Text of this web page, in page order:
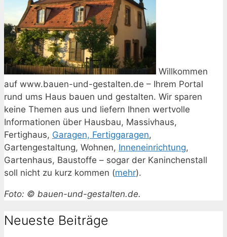
Willkommen
auf www.bauen-und-gestalten.de – Ihrem Portal
rund ums Haus bauen und gestalten. Wir sparen
keine Themen aus und liefern Ihnen wertvolle
Informationen über Hausbau, Massivhaus,
Fertighaus, Garagen, Fertiggaragen,
Gartengestaltung, Wohnen, Inneneinrichtung,
Gartenhaus, Baustoffe – sogar der Kaninchenstall
soll nicht zu kurz kommen (mehr).
Foto: © bauen-und-gestalten.de.
Neueste Beiträge